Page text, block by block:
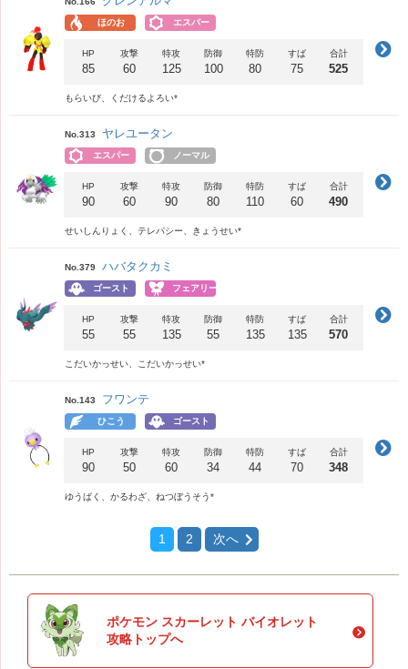
ほのお エスパー
HP
85
攻撃
60
特攻
125
防御
100
特防
80
すば
75
合計
525
もらいび、くだけるよろい*
No.313 ヤレユータン
エスパー ノーマル
HP
90
攻撃
60
特攻
90
防御
80
特防
110
すば
60
合計
490
せいしんりょく、テレパシー、きょうせい*
No.379 ハバタクカミ
ゴースト フェアリー
HP
55
攻撃
55
特攻
135
防御
55
特防
135
すば
135
合計
570
こだいかっせい、こだいかっせい*
No.143 フワンテ
ひこう ゴースト
HP
90
攻撃
50
特攻
60
防御
34
特防
44
すば
70
合計
348
ゆうばく、かるわざ、ねつぼうそう*
1 2 次へ
ポケモン スカーレット バイオレット
攻略トップへ